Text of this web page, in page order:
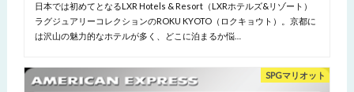
日本では初めてとなるLXR Hotels & Resort（LXRホテルズ&リゾート）
ラグジュアリーコレクションのROKU KYOTO（ロクキョウト）。京都に
は沢山の魅力的なホテルが多く、どこに泊まるか悩…
SPGマリオット